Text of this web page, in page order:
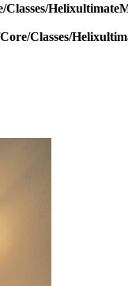
Classes/
Classes/